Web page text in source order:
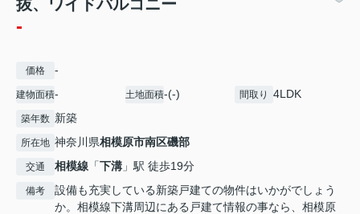
抜、ワイドバルコニー
-
価格 -
建物面積- 土地面積-(-) 間取り 4LDK
築年数 新築
所在地 神奈川県相模原市南区磯部
交通 相模線 「下溝 」駅 徒歩19分
備考
設備も充実している新築戸建ての物件はいかがでしょう
か。相模線下溝周辺にある戸建て情報の事なら、相模原